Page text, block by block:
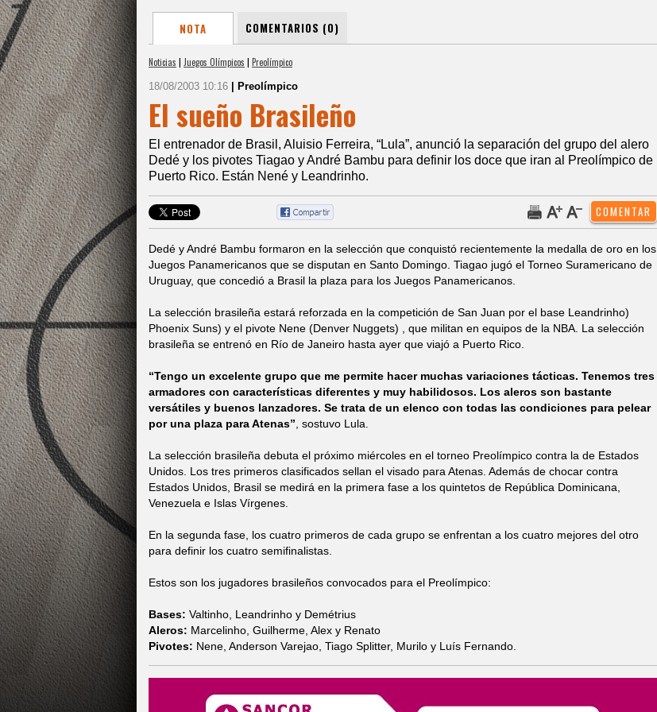
NOTA COMENTARIOS (0)
Noticias | Juegos Olímpicos | Preolímpico
18/08/2003 10:16 | Preolímpico
El sueño Brasileño
El entrenador de Brasil, Aluisio Ferreira, “Lula”, anunció la separación del grupo del alero
Dedé y los pivotes Tiagao y André Bambu para definir los doce que iran al Preolímpico de
Puerto Rico. Están Nené y Leandrinho.
Dedé y André Bambu formaron en la selección que conquistó recientemente la medalla de oro en los
Juegos Panamericanos que se disputan en Santo Domingo. Tiagao jugó el Torneo Suramericano de
Uruguay, que concedió a Brasil la plaza para los Juegos Panamericanos.
La selección brasileña estará reforzada en la competición de San Juan por el base Leandrinho)
Phoenix Suns) y el pivote Nene (Denver Nuggets) , que militan en equipos de la NBA. La selección
brasileña se entrenó en Río de Janeiro hasta ayer que viajó a Puerto Rico.
“Tengo un excelente grupo que me permite hacer muchas variaciones tácticas. Tenemos tres
armadores con características diferentes y muy habilidosos. Los aleros son bastante
versátiles y buenos lanzadores. Se trata de un elenco con todas las condiciones para pelear
por una plaza para Atenas” , sostuvo Lula.
La selección brasileña debuta el próximo miércoles en el torneo Preolímpico contra la de Estados
Unidos. Los tres primeros clasificados sellan el visado para Atenas. Además de chocar contra
Estados Unidos, Brasil se medirá en la primera fase a los quintetos de República Dominicana,
Venezuela e Islas Vírgenes.
En la segunda fase, los cuatro primeros de cada grupo se enfrentan a los cuatro mejores del otro
para definir los cuatro semifinalistas.
Estos son los jugadores brasileños convocados para el Preolímpico:
Bases: Valtinho, Leandrinho y Demétrius
Aleros: Marcelinho, Guilherme, Alex y Renato
Pivotes: Nene, Anderson Varejao, Tiago Splitter, Murilo y Luís Fernando.